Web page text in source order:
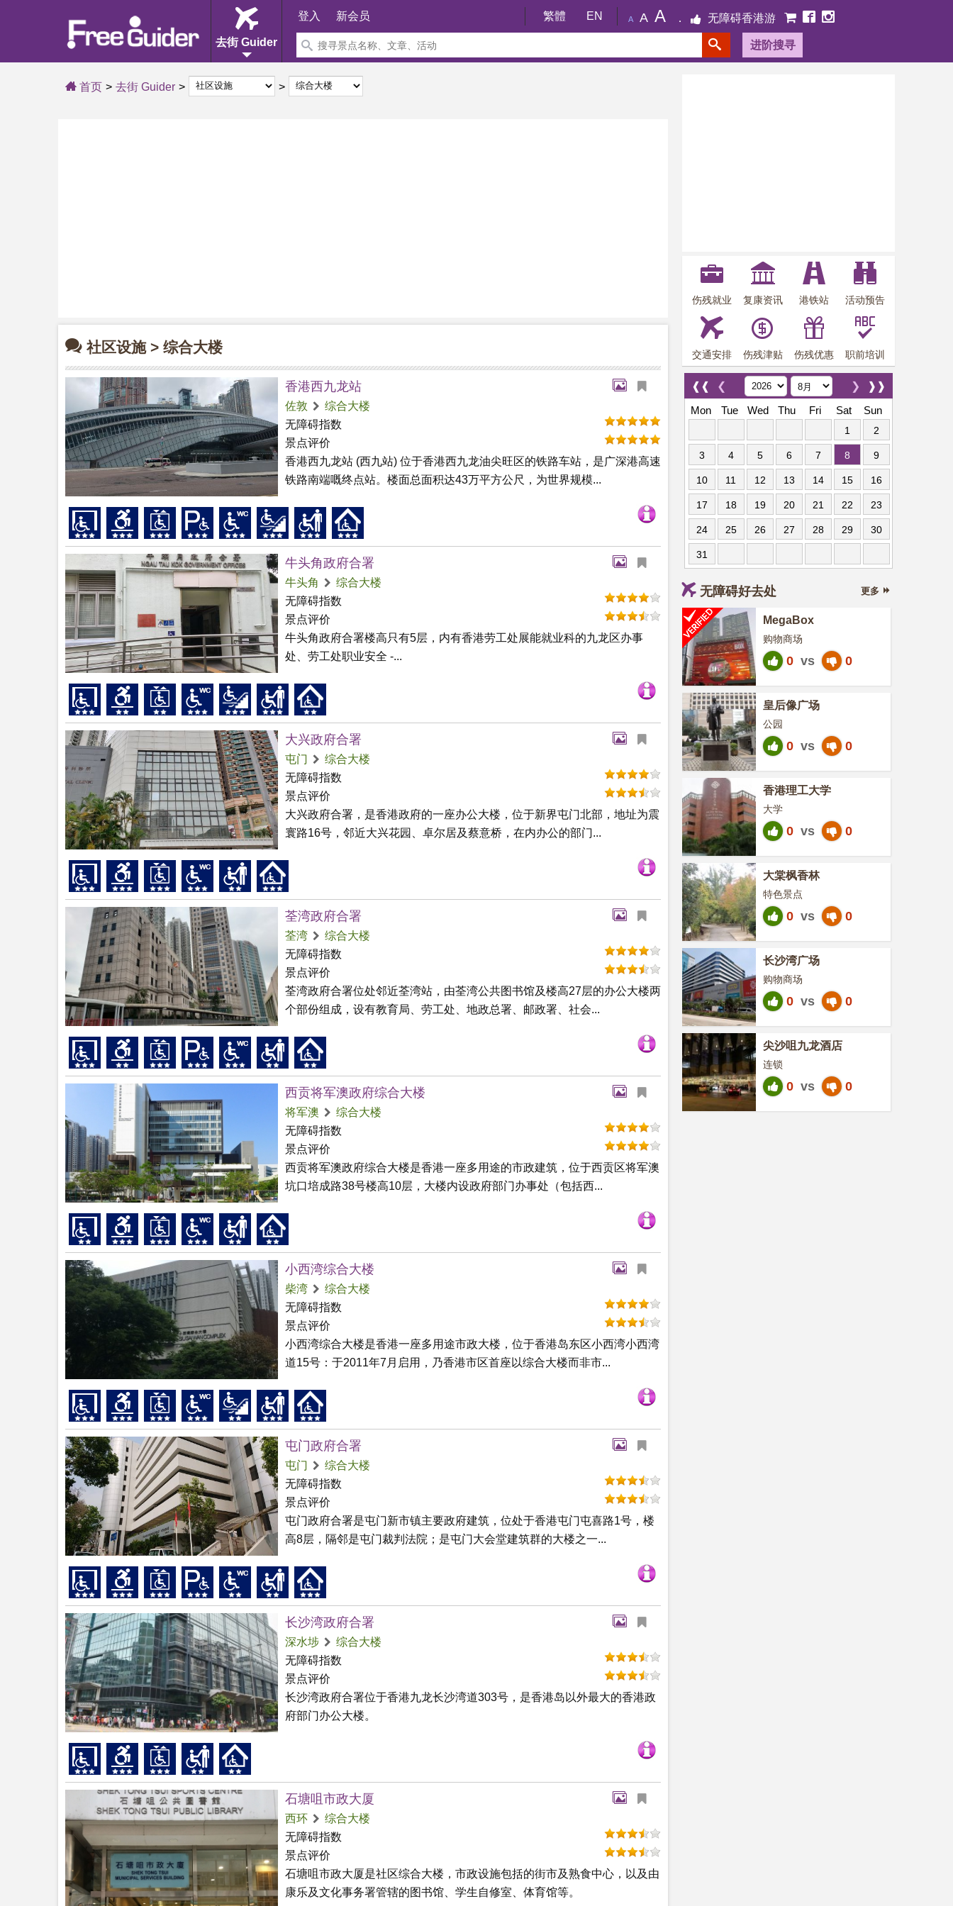
去街 Guider
登入 新会员 繁體 EN A A A 无障碍香港游
进阶搜寻
首页 去街 Guider
社区设施 > 综合大楼
香港西九龙站​
佐敦
综合大楼
无障碍指数
景点评价
香港西九龙站 (西九站) 位于香港西九龙油尖旺区的铁路车站，是广深港高速
铁路南端嘅终点站。楼面总面积达43万平方公尺，为世界规模...
牛头角政府合署
牛头角
综合大楼
无障碍指数
景点评价
牛头角政府合署楼高只有5层，内有香港劳工处展能就业科的九龙区办事
处、劳工处职业安全 -...
大兴政府合署
屯门
综合大楼
无障碍指数
景点评价
大兴政府合署，是香港政府的一座办公大楼，位于新界屯门北部，地址为震
寰路16号，邻近大兴花园、卓尔居及蔡意桥，在内办公的部门...
荃湾政府合署
荃湾
综合大楼
无障碍指数
景点评价
荃湾政府合署位处邻近荃湾站，由荃湾公共图书馆及楼高27层的办公大楼两
个部份组成，设有教育局、劳工处、地政总署、邮政署、社会...
西贡将军澳政府综合大楼
将军澳
综合大楼
无障碍指数
景点评价
西贡将军澳政府综合大楼是香港一座多用途的市政建筑，位于西贡区将军澳
坑口培成路38号楼高10层，大楼内设政府部门办事处（包括西...
小西湾综合大楼
柴湾
综合大楼
无障碍指数
景点评价
小西湾综合大楼是香港一座多用途市政大楼，位于香港岛东区小西湾小西湾
道15号：于2011年7月启用，乃香港市区首座以综合大楼而非市...
屯门政府合署
屯门
综合大楼
无障碍指数
景点评价
屯门政府合署是屯门新市镇主要政府建筑，位处于香港屯门屯喜路1号，楼
高8层，隔邻是屯门裁判法院；是屯门大会堂建筑群的大楼之一...
长沙湾政府合署
深水埗
综合大楼
无障碍指数
景点评价
长沙湾政府合署位于香港九龙长沙湾道303号，是香港岛以外最大的香港政
府部门办公大楼。
石塘咀市政大厦
西环
综合大楼
无障碍指数
景点评价
石塘咀市政大厦是社区综合大楼，市政设施包括的街市及熟食中心，以及由
康乐及文化事务署管辖的图书馆、学生自修室、体育馆等。
伤残就业 复康资讯 港铁站 活动预告
交通安排 伤残津贴 伤残优惠 职前培训
❰❰ ❮ ❱❱
❯
Mon
Tue Wed Thu Fri Sat Sun
1 2
3 4 5 6 7 8 9
10 11 12 13 14 15 16
17 18 19 20 21 22 23
24 25 26 27 28 29 30
31
无障碍好去处 更多
MegaBox
购物商场
0 vs 0
皇后像广场
公园
0 vs 0
香港理工大学
大学
0 vs 0
大棠枫香林
特色景点
0 vs 0
长沙湾广场
购物商场
0 vs 0
尖沙咀九龙酒店
连锁
0 vs 0